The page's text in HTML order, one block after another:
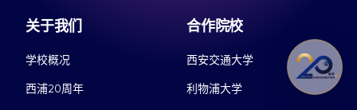
关于我们
学校概况
西浦20周年
合作院校
西安交通大学
利物浦大学